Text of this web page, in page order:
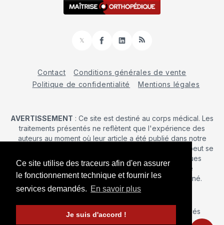
Ce site utilise des traceurs afin d'en assurer
le fonctionnement technique et fournir les
services demandés. En savoir plus
Je suis d'accord !
𝕏
FacebookLinkedInRSS
Contact
Conditions générales de vente
Politique de confidentialité
Mentions légales
AVERTISSEMENT : Ce site est destiné au corps médical. Les
traitements présentés ne reflètent que l'expérience des
auteurs au moment où leur article a été publié dans notre
journal. La décision d’une intervention chirurgicale ne peut se
prendre qu'après un examen clinique. Les techniques
publiées ici ne sauraient justifier une quelconque
revendication de la part d'un soignant ou d'un soigné.
© 2026 Maîtrise Orthopédique – Tous droits réservés